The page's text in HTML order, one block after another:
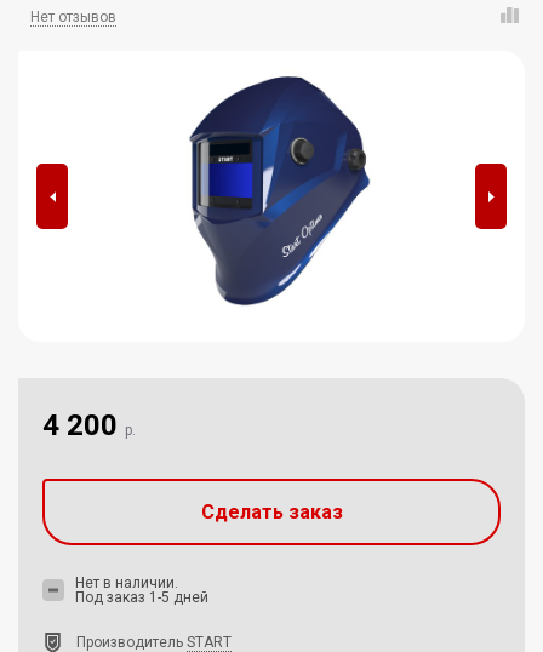
Нет отзывов
4 200 р.
Сделать заказ
Нет в наличии.
Под заказ 1-5 дней
Производитель START